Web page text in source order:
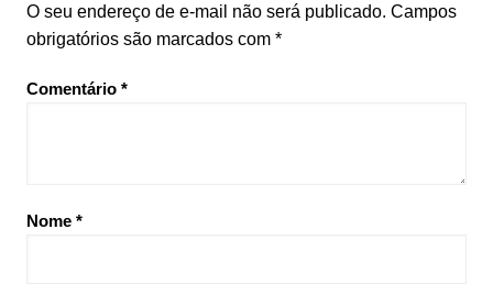
O seu endereço de e-mail não será publicado. Campos
obrigatórios são marcados com *
Comentário *
Nome *